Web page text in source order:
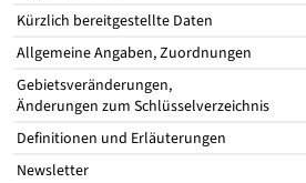
Kürzlich bereitgestellte Daten
Allgemeine Angaben, Zuordnungen
Gebietsveränderungen,
Änderungen zum Schlüsselverzeichnis
Definitionen und Erläuterungen
Newsletter